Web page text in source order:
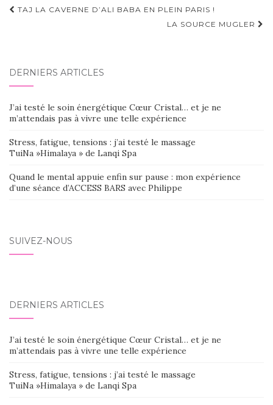
Navigation
TAJ LA CAVERNE D’ALI BABA EN PLEIN PARIS !
LA SOURCE MUGLER
DERNIERS ARTICLES
J’ai testé le soin énergétique Cœur Cristal… et je ne
m’attendais pas à vivre une telle expérience
Stress, fatigue, tensions : j’ai testé le massage
TuiNa »Himalaya » de Lanqi Spa
Quand le mental appuie enfin sur pause : mon expérience
d’une séance d’ACCESS BARS avec Philippe
SUIVEZ-NOUS
DERNIERS ARTICLES
J’ai testé le soin énergétique Cœur Cristal… et je ne
m’attendais pas à vivre une telle expérience
Stress, fatigue, tensions : j’ai testé le massage
TuiNa »Himalaya » de Lanqi Spa